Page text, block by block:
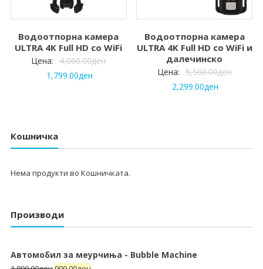
Водоотпорна камера
ULTRA 4K Full HD со WiFi
Цена: 4,000.00ден
1,799.00ден
Водоотпорна камера
ULTRA 4K Full HD со WiFi и
далечинско
Цена: 5,500.00ден
2,299.00ден
Кошничка
Нема продукти во Кошничката.
Производи
Автомобил за меурчиња - Bubble Machine